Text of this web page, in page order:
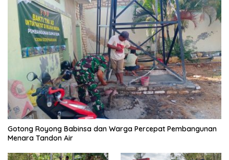
Gotong Royong Babinsa dan Warga Percepat Pembangunan
Menara Tandon Air